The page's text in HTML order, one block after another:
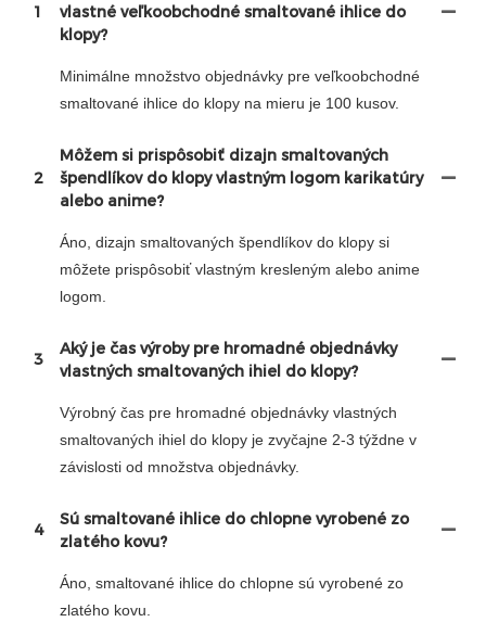
1
vlastné veľkoobchodné smaltované ihlice do
klopy?
Minimálne množstvo objednávky pre veľkoobchodné
smaltované ihlice do klopy na mieru je 100 kusov.
2
Môžem si prispôsobiť dizajn smaltovaných
špendlíkov do klopy vlastným logom karikatúry
alebo anime?
Áno, dizajn smaltovaných špendlíkov do klopy si
môžete prispôsobiť vlastným kresleným alebo anime
logom.
3
Aký je čas výroby pre hromadné objednávky
vlastných smaltovaných ihiel do klopy?
Výrobný čas pre hromadné objednávky vlastných
smaltovaných ihiel do klopy je zvyčajne 2-3 týždne v
závislosti od množstva objednávky.
4
Sú smaltované ihlice do chlopne vyrobené zo
zlatého kovu?
Áno, smaltované ihlice do chlopne sú vyrobené zo
zlatého kovu.